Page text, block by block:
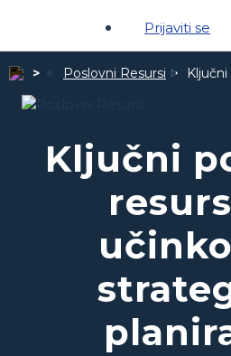
Prijaviti se
Poslovni Resursi
Ključni